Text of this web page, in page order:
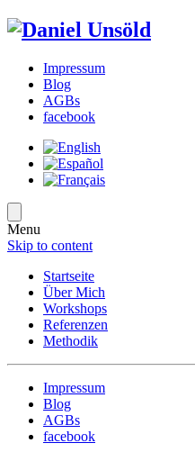
Impressum
Blog
AGBs
facebook
Menu
Skip to content
Startseite
Über Mich
Workshops
Referenzen
Methodik
Impressum
Blog
AGBs
facebook